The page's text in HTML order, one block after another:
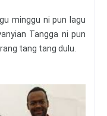
minggu ni pun lagu
Tangga ni pun
tang tang dulu.